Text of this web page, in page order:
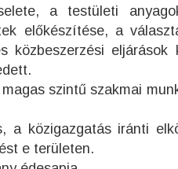
a testületi
előkészítése, a
közbeszerzési eljárások
szintű szakmai
közigazgatás iránti
e területen.